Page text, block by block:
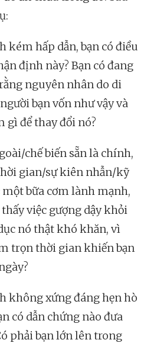
kém hấp dẫn, bạn có điều
định này? Bạn có đang
nguyên nhân do di
bạn vốn như vậy và
gì để thay đổi nó?
chế biến sẵn là chính,
gian/sự kiên nhẫn/kỹ
một bữa cơm lành mạnh,
thấy việc gượng dậy khỏi
nó thật khó khăn, vì
trọn thời gian khiến bạn
không xứng đáng hẹn hò
có dẫn chứng nào đưa
phải bạn lớn lên trong